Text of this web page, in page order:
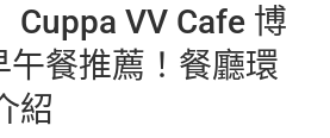
Cuppa VV Cafe 博
午餐推薦！餐廳環
紹